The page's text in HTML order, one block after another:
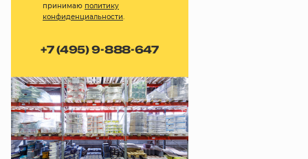
принимаю политику
конфиденциальности.
+7 (495) 9-888-647